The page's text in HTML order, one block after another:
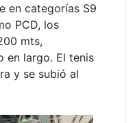
en categorías S9
PCD, los
mts,
en largo. El tenis
y se subió al